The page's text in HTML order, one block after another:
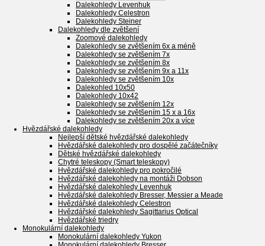
Dalekohledy Levenhuk
Dalekohledy Celestron
Dalekohledy Steiner
Dalekohledy dle zvětšení
Zoomové dalekohledy
Dalekohledy se zvětšením 6x a méně
Dalekohledy se zvětšením 7x
Dalekohledy se zvětšením 8x
Dalekohledy se zvětšením 9x a 11x
Dalekohledy se zvětšením 10x
Dalekohled 10x50
Dalekohledy 10x42
Dalekohledy se zvětšením 12x
Dalekohledy se zvětšením 15 x a 16x
Dalekohledy se zvětšením 20x a více
Hvězdářské dalekohledy
Nejlepší dětské hvězdářské dalekohledy
Hvězdářské dalekohledy pro dospělé začátečníky
Dětské hvězdářské dalekohledy
Chytré teleskopy (Smart teleskopy)
Hvězdářské dalekohledy pro pokročilé
Hvězdářské dalekohledy na montáži Dobson
Hvězdářské dalekohledy Levenhuk
Hvězdářské dalekohledy Bresser, Messier a Meade
Hvězdářské dalekohledy Celestron
Hvězdářské dalekohledy Sagittarius Optical
Hvězdářské triedry
Monokulární dalekohledy
Monokulární dalekohledy Yukon